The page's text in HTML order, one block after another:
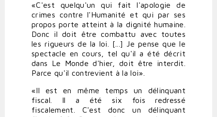
«C'est quelqu'un qui fait l'apologie de
crimes contre l'Humanité et qui par ses
propos porte atteint à la dignité humaine.
Donc il doit être combattu avec toutes
les rigueurs de la loi. [...] Je pense que le
spectacle en cours, tel qu'il a été décrit
dans Le Monde d'hier, doit être interdit.
Parce qu'il contrevient à la loi».
«Il est en même temps un délinquant
fiscal. Il a été six fois redressé
fiscalement. C'est donc un délinquant